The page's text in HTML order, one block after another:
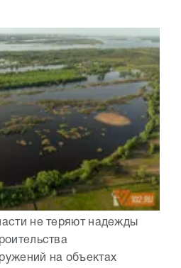
не теряют надежды
на объектах